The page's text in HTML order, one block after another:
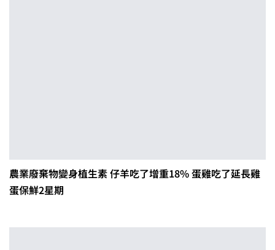
農業廢棄物變身植生素 仔羊吃了增重18% 蛋雞吃了延長雞
蛋保鮮2星期